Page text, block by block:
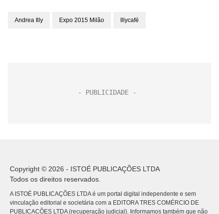
Andrea Illy Expo 2015 Milão Illycafé
Copyright © 2026 - ISTOÉ PUBLICAÇÕES LTDA
Todos os direitos reservados.
A ISTOÉ PUBLICAÇÕES LTDA é um portal digital independente e sem
vinculação editorial e societária com a EDITORA TRES COMÉRCIO DE
PUBLICACÕES LTDA (recuperação judicial). Informamos também que não